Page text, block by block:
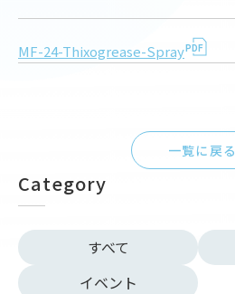
Category
すべて
イベント
MF-24-Thixogrease-Spray
一覧に戻る